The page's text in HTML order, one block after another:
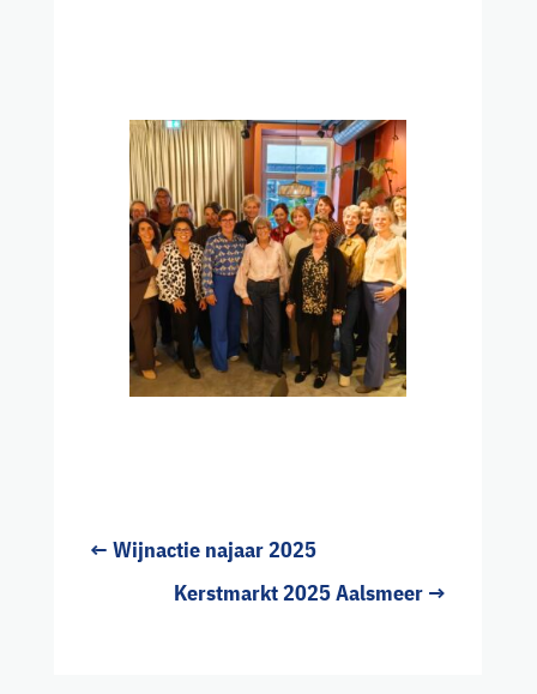
← Wijnactie najaar 2025
Kerstmarkt 2025 Aalsmeer →